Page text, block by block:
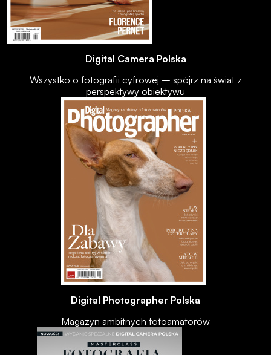
Digital Camera Polska
Wszystko o fotografii cyfrowej – spójrz na świat z
perspektywy obiektywu
Digital Photographer Polska
Magazyn ambitnych fotoamatorów